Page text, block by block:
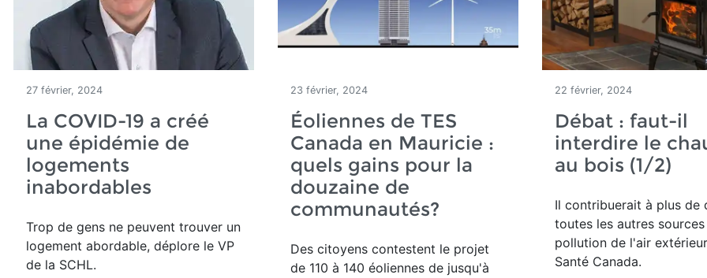
27 février, 2024
La COVID-19 a créé
une épidémie de
logements
inabordables
Trop de gens ne peuvent trouver un
logement abordable, déplore le VP
de la SCHL.
23 février, 2024
Éoliennes de TES
Canada en Mauricie :
quels gains pour la
douzaine de
communautés?
Des citoyens contestent le projet
de 110 à 140 éoliennes de jusqu'à
22 février, 2024
Débat : faut-il
interdire le
au bois (1/2)
Il contribuerait à plus de
toutes les autres
pollution de l'air
Santé Canada.